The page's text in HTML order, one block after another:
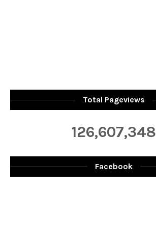
Total Pageviews
126,607,348
Facebook